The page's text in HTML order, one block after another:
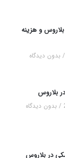
و هزینه
بدون دیدگاه
بلاروس
بدون دیدگاه
در بلاروس